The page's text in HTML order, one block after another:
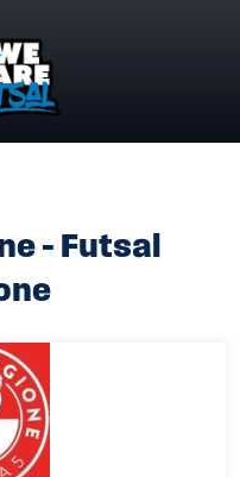
– Futsal